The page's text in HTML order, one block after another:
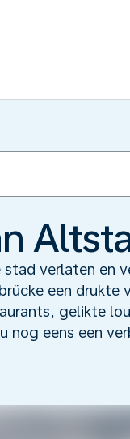
verlaten en
een drukte
gelikte
nog eens een